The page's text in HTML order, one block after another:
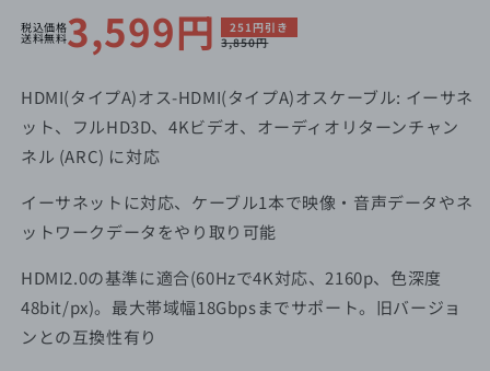
税込価格
送料無料セ
ー
ル
価
格
3,599円
通
常
価
格
251円引き
3,850円
HDMI(タイプA)オス-HDMI(タイプA)オスケーブル: イーサネ
ット、フルHD3D、4Kビデオ、オーディオリターンチャン
ネル (ARC) に対応
イーサネットに対応、ケーブル1本で映像・音声データやネ
ットワークデータをやり取り可能
HDMI2.0の基準に適合(60Hzで4K対応、2160p、色深度
48bit/px)。最大帯域幅18Gbpsまでサポート。旧バージョ
ンとの互換性有り